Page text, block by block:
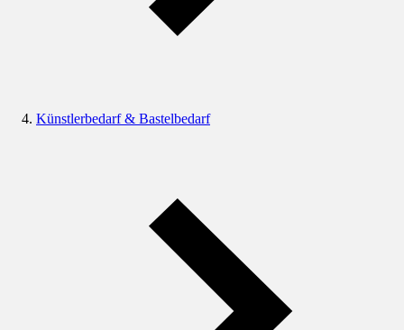
Künstlerbedarf & Bastelbedarf